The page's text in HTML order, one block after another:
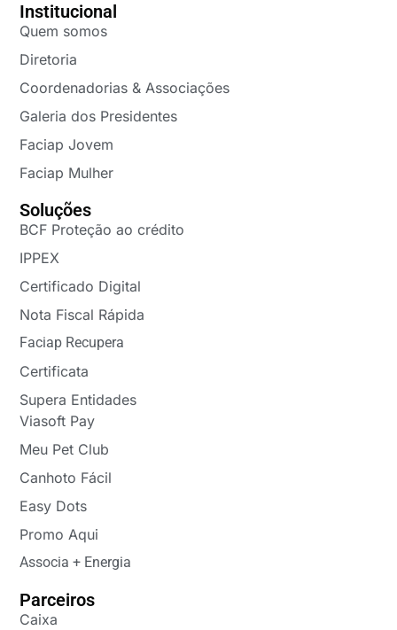
Institucional
Quem somos
Diretoria
Coordenadorias & Associações
Galeria dos Presidentes
Faciap Jovem
Faciap Mulher
Soluções
BCF Proteção ao crédito
IPPEX
Certificado Digital
Nota Fiscal Rápida
Faciap Recupera
Certificata
Supera Entidades
Viasoft Pay
Meu Pet Club
Canhoto Fácil
Easy Dots
Promo Aqui
Associa + Energia
Parceiros
Caixa